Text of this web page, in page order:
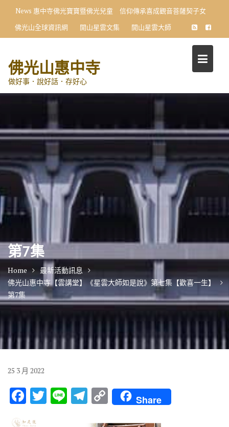
content
News 惠中寺佛光寶寶暨佛光兒童 信仰傳承喜成觀音菩薩契子女
佛光山全球資訊網
開山星雲文集 開山星雲大師
佛光山惠中寺
做好事．說好話．存好心
第7集
Home
最新活動訊息
佛光山惠中寺【雲講堂】《星雲大師如是說》第七集【歡喜一生】
第7集
25 3 月 2022
F T Li T C
o
Share